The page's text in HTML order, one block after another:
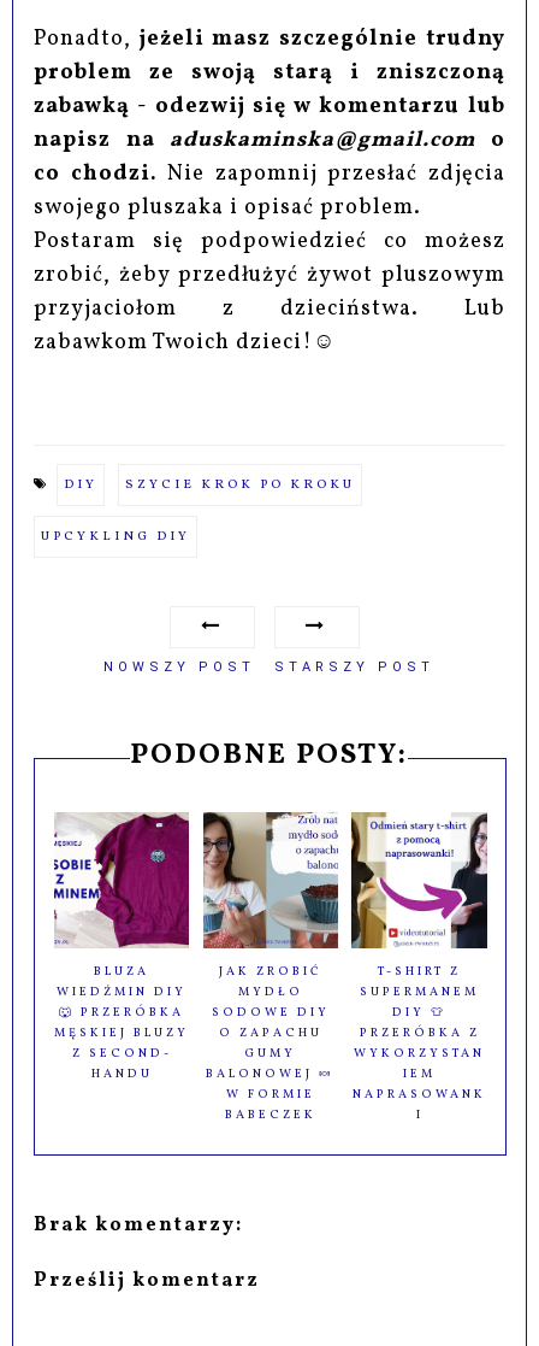
Ponadto, jeżeli masz szczególnie trudny
problem ze swoją starą i zniszczoną
zabawką - odezwij się w komentarzu lub
napisz na aduskaminska@gmail.com o
co chodzi. Nie zapomnij przesłać zdjęcia
swojego pluszaka i opisać problem.
Postaram się podpowiedzieć co możesz
zrobić, żeby przedłużyć żywot pluszowym
przyjaciołom z dzieciństwa. Lub
zabawkom Twoich dzieci!☺
DIY SZYCIE KROK PO KROKU
UPCYKLING DIY
NOWSZY POST STARSZY POST
PODOBNE POSTY:
BLUZA
WIEDŹMIN DIY
🐺 PRZERÓBKA
MĘSKIEJ BLUZY
Z SECOND-
HANDU
JAK ZROBIĆ
MYDŁO
SODOWE DIY
O ZAPACHU
GUMY
BALONOWEJ 🍬
W FORMIE
BABECZEK
T-SHIRT Z
SUPERMANEM
DIY 👕
PRZERÓBKA Z
WYKORZYSTAN
IEM
NAPRASOWANK
I
Brak komentarzy:
Prześlij komentarz